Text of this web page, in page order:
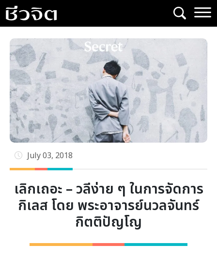
Skip
to
content
July 03, 2018
เลิกเถอะ – วลีง่าย ๆ ในการจัดการ
กิเลส โดย พระอาจารย์นวลจันทร์
กิตติปัญโญ